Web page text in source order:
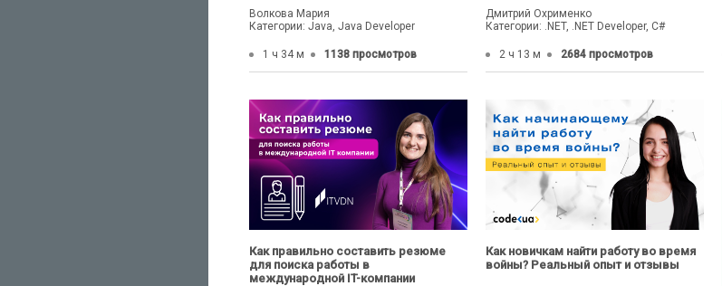
Волкова Мария
Категории: Java, Java Developer
1 ч 34 м 1138 просмотров
Дмитрий Охрименко
Категории: .NET, .NET Developer, C#
2 ч 13 м 2684 просмотров
Как правильно составить резюме
для поиска работы в
международной IT-компании
Как новичкам найти работу во время
войны? Реальный опыт и отзывы